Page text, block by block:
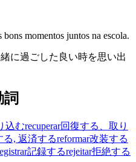
momentos juntos na escola.
に過ごした良い時を思い出
込むrecuperar回復する、取り
る, 返済するreformar改装する
記録するrejeitar拒絶する